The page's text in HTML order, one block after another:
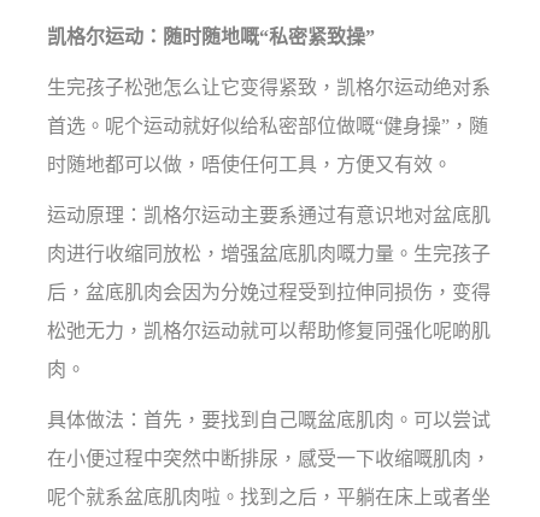
凯格尔运动：随时随地嘅“私密紧致操”
生完孩子松弛怎么让它变得紧致，凯格尔运动绝对系
首选。呢个运动就好似给私密部位做嘅“健身操”，随
时随地都可以做，唔使任何工具，方便又有效。
运动原理：凯格尔运动主要系通过有意识地对盆底肌
肉进行收缩同放松，增强盆底肌肉嘅力量。生完孩子
后，盆底肌肉会因为分娩过程受到拉伸同损伤，变得
松弛无力，凯格尔运动就可以帮助修复同强化呢啲肌
肉。
具体做法：首先，要找到自己嘅盆底肌肉。可以尝试
在小便过程中突然中断排尿，感受一下收缩嘅肌肉，
呢个就系盆底肌肉啦。找到之后，平躺在床上或者坐